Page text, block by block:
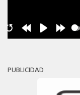
PUBLICIDAD